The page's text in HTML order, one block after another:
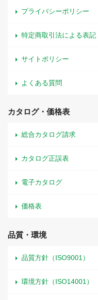
プライバシーポリシー
特定商取引法による表記
サイトポリシー
よくある質問
カタログ・価格表
総合カタログ請求
カタログ正誤表
電子カタログ
価格表
品質・環境
品質方針（ISO9001）
環境方針（ISO14001）